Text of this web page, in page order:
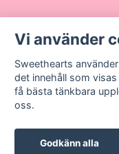
Vi använder
Sweethearts
det innehåll som
få bästa tänkbara
oss.
Godkänn alla